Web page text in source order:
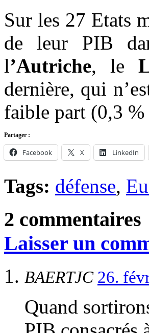
Sur les 27 Etats
de leur PIB
l’Autriche, le
dernière, qui
faible part (0,3
Partager :
Facebook X LinkedIn
Tags: défense,
2 commentaires
Laisser un
BAERTJC 26.
Quand